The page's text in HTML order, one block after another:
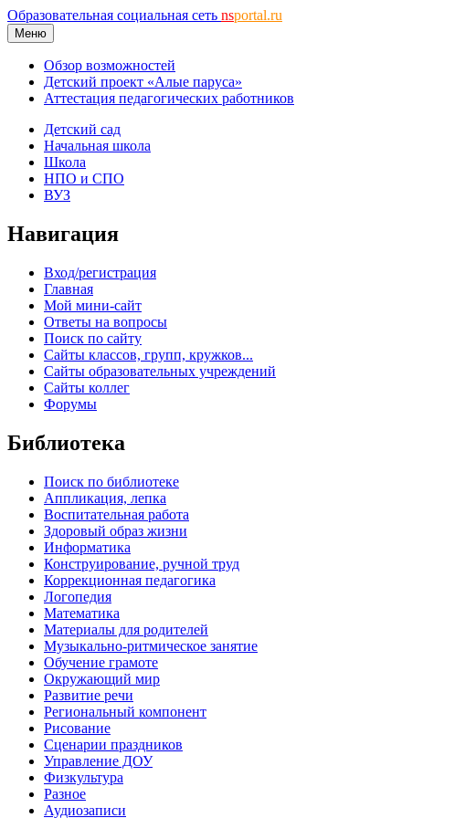
Образовательная социальная сеть nsportal.ru
Меню
Обзор возможностей
Детский проект «Алые паруса»
Аттестация педагогических работников
Детский сад
Начальная школа
Школа
НПО и СПО
ВУЗ
Навигация
Вход/регистрация
Главная
Мой мини-сайт
Ответы на вопросы
Поиск по сайту
Сайты классов, групп, кружков...
Сайты образовательных учреждений
Сайты коллег
Форумы
Библиотека
Поиск по библиотеке
Аппликация, лепка
Воспитательная работа
Здоровый образ жизни
Информатика
Конструирование, ручной труд
Коррекционная педагогика
Логопедия
Математика
Материалы для родителей
Музыкально-ритмическое занятие
Обучение грамоте
Окружающий мир
Развитие речи
Региональный компонент
Рисование
Сценарии праздников
Управление ДОУ
Физкультура
Разное
Аудиозаписи